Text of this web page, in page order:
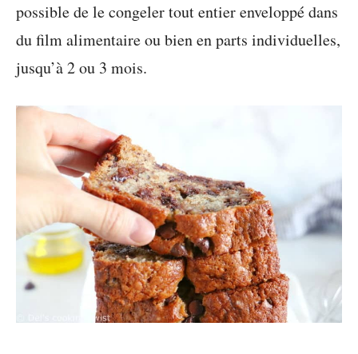
possible de le congeler tout entier enveloppé dans
du film alimentaire ou bien en parts individuelles,
jusqu’à 2 ou 3 mois.